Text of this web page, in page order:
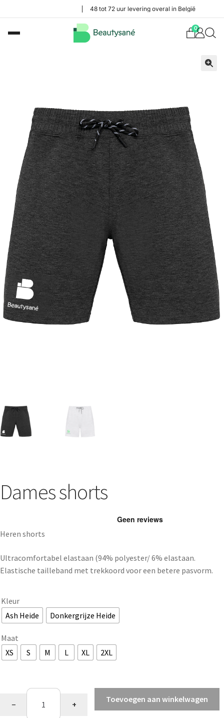
48 tot 72 uur levering overal in België
0
Dames shorts
Heren shorts
Ultracomfortabel elastaan (94% polyester/ 6% elastaan.
Elastische tailleband met trekkoord voor een betere pasvorm.
Kleur
Ash Heide
Donkergrijze Heide
Maat
XS
S M L XL 2XL
shorts
− +
Toevoegen aan winkelwagen